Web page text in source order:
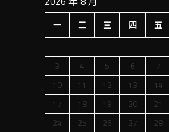
一 二 三 四 五
3
4 5 6 7
10
11 12 13 14
17
18 19 20 21
24
25 26 27 28